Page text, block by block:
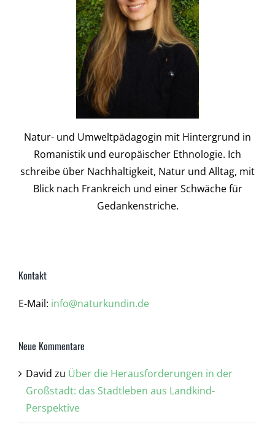
Natur- und Umweltpädagogin mit Hintergrund in
Romanistik und europäischer Ethnologie. Ich
schreibe über Nachhaltigkeit, Natur und Alltag, mit
Blick nach Frankreich und einer Schwäche für
Gedankenstriche.
Kontakt
E-Mail: info@naturkundin.de
Neue Kommentare
David zu Über die Herausforderungen in der
Großstadt: das Stadtleben aus Landkind-
Perspektive